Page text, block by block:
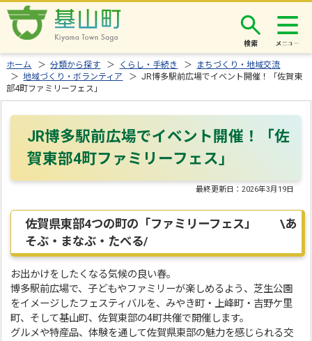
検索
ホーム ＞分類から探す ＞ くらし・手続き ＞
まちづくり・地域交流
＞地域づくり・ボランティア
＞ JR博多駅前広場でイベント開催！「佐賀東
部4町ファミリーフェス」
JR博多駅前広場でイベント開催！「佐
賀東部4町ファミリーフェス」
最終更新日：2026年3月19日
佐賀県東部4つの町の「ファミリーフェス」 \あ
そぶ・まなぶ・たべる/
お出かけをしたくなる気候の良い春。
博多駅前広場で、子どもやファミリーが楽しめるよう、芝生公園
をイメージしたフェスティバルを、みやき町・上峰町・吉野ケ里
町、そして基山町、佐賀東部の4町共催で開催します。
グルメや特産品、体験を通して佐賀県東部の魅力を感じられる交